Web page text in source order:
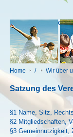
Eingang
Home / Wir über
Satzung des
§1 Name, Sitz,
§2 Mitgliedschaften,
§3 Gemeinnützigkeit,